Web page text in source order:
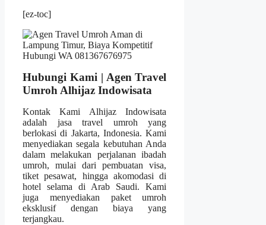
[ez-toc]
Hubungi Kami | Agen Travel
Umroh Alhijaz Indowisata
Kontak Kami Alhijaz Indowisata
adalah jasa travel umroh yang
berlokasi di Jakarta, Indonesia. Kami
menyediakan segala kebutuhan Anda
dalam melakukan perjalanan ibadah
umroh, mulai dari pembuatan visa,
tiket pesawat, hingga akomodasi di
hotel selama di Arab Saudi. Kami
juga menyediakan paket umroh
eksklusif dengan biaya yang
terjangkau.